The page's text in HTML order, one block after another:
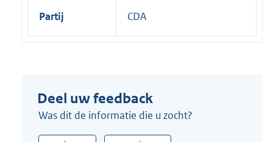
Partij CDA
Deel uw feedback
Was dit de informatie die u zocht?